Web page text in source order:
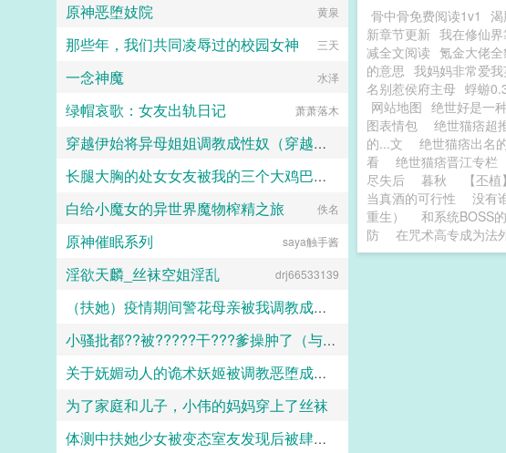
骨中骨免费阅读1v1
新章节更新 我在修仙
减全文阅读 氪金大佬
的意思 我妈妈非常爱
名别惹侯府主母 蜉蝣
网站地图 绝世好是一
图表情包
绝世猫痞超
的...文
绝世猫痞出名
看
绝世猫痞晋江专栏
尽失后
暮秋 【丕
当真酒的可行性
没有
重生）
和系统BOSS
防
在咒术高专成为法
露露
原神恶堕妓院 黄泉
那些年，我们共同凌辱过的校园女神 三天
一念神魔 水泽
绿帽哀歌：女友出轨日记 萧萧落木
穿越伊始将异母姐姐调教成性奴（穿越到异世界把高贵强大的女性征服至胯下）
长腿大胸的处女女友被我的三个大鸡巴室友轮番调教，狠狠灌精直到怀孕
158330
白给小魔女的异世界魔物榨精之旅 佚名
原神催眠系列 saya触手酱
淫欲天麟_丝袜空姐淫乱 drj66533139
（扶她）疫情期间警花母亲被我调教成三洞全开的肉便器母狗
霜染official
小骚批都??被?????干???爹操肿了（与狼共枕）
百无禁忌
关于妩媚动人的诡术妖姬被调教恶堕成媚黑母猪乐芙兰的这档子事
F心R
为了家庭和儿子，小伟的妈妈穿上了丝袜
daokee
体测中扶她少女被变态室友发现后被肆意玩弄